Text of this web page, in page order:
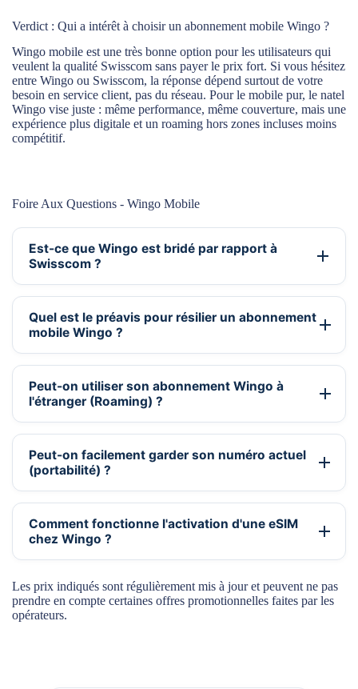
Verdict : Qui a intérêt à choisir un abonnement mobile Wingo ?
Wingo mobile est une très bonne option pour les utilisateurs qui
veulent la qualité Swisscom sans payer le prix fort. Si vous hésitez
entre Wingo ou Swisscom, la réponse dépend surtout de votre
besoin en service client, pas du réseau. Pour le mobile pur, le natel
Wingo vise juste : même performance, même couverture, mais une
expérience plus digitale et un roaming hors zones incluses moins
compétitif.
Foire Aux Questions - Wingo Mobile
Est-ce que Wingo est bridé par rapport à
Swisscom ?
Quel est le préavis pour résilier un abonnement
mobile Wingo ?
Peut-on utiliser son abonnement Wingo à
l'étranger (Roaming) ?
Peut-on facilement garder son numéro actuel
(portabilité) ?
Comment fonctionne l'activation d'une eSIM
chez Wingo ?
Les prix indiqués sont régulièrement mis à jour et peuvent ne pas
prendre en compte certaines offres promotionnelles faites par les
opérateurs.